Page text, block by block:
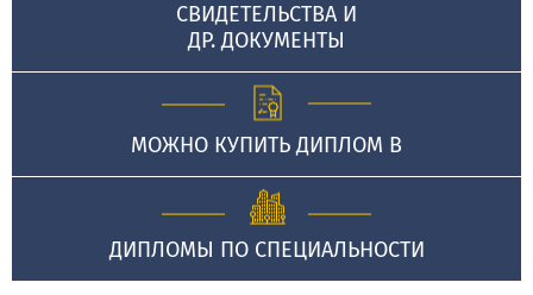
СВИДЕТЕЛЬСТВА И
ДР. ДОКУМЕНТЫ
МОЖНО КУПИТЬ ДИПЛОМ В
ДИПЛОМЫ ПО СПЕЦИАЛЬНОСТИ